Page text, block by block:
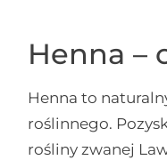
Henna –
Henna to
roślinnego.
rośliny zwanej